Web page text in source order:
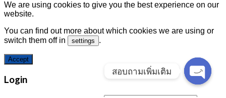
We are using cookies to give you the best experience on our
website.
You can find out more about which cookies we are using or
switch them off in
settings .
Accept
Login
สอบถามเพิ่มเติม
Open